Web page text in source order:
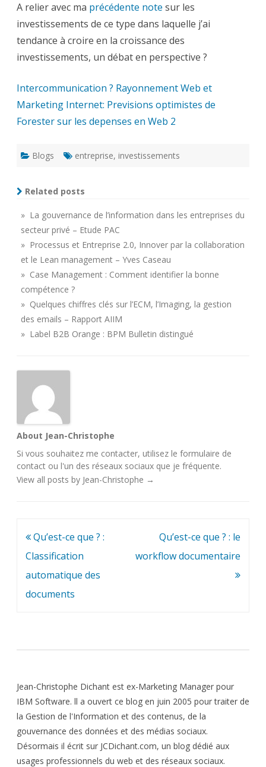
A relier avec ma précédente note sur les
investissements de ce type dans laquelle j’ai
tendance à croire en la croissance des
investissements, un débat en perspective ?
Intercommunication ? Rayonnement Web et
Marketing Internet: Previsions optimistes de
Forester sur les depenses en Web 2
Blogs entreprise, investissements
Related posts
» La gouvernance de l’information dans les entreprises du
secteur privé – Etude PAC
» Processus et Entreprise 2.0, Innover par la collaboration
et le Lean management – Yves Caseau
» Case Management : Comment identifier la bonne
compétence ?
» Quelques chiffres clés sur l’ECM, l’Imaging, la gestion
des emails – Rapport AIIM
» Label B2B Orange : BPM Bulletin distingué
About Jean-Christophe
Si vous souhaitez me contacter, utilisez le formulaire de
contact ou l'un des réseaux sociaux que je fréquente.
View all posts by Jean-Christophe →
Navigation
de
l’article
Qu’est-ce que ? :
Classification
automatique des
documents
Qu’est-ce que ? : le
workflow documentaire
Jean-Christophe Dichant est ex-Marketing Manager pour
IBM Software. ll a ouvert ce blog en juin 2005 pour traiter de
la Gestion de l'Information et des contenus, de la
gouvernance des données et des médias sociaux.
Désormais il écrit sur JCDichant.com, un blog dédié aux
usages professionnels du web et des réseaux sociaux.